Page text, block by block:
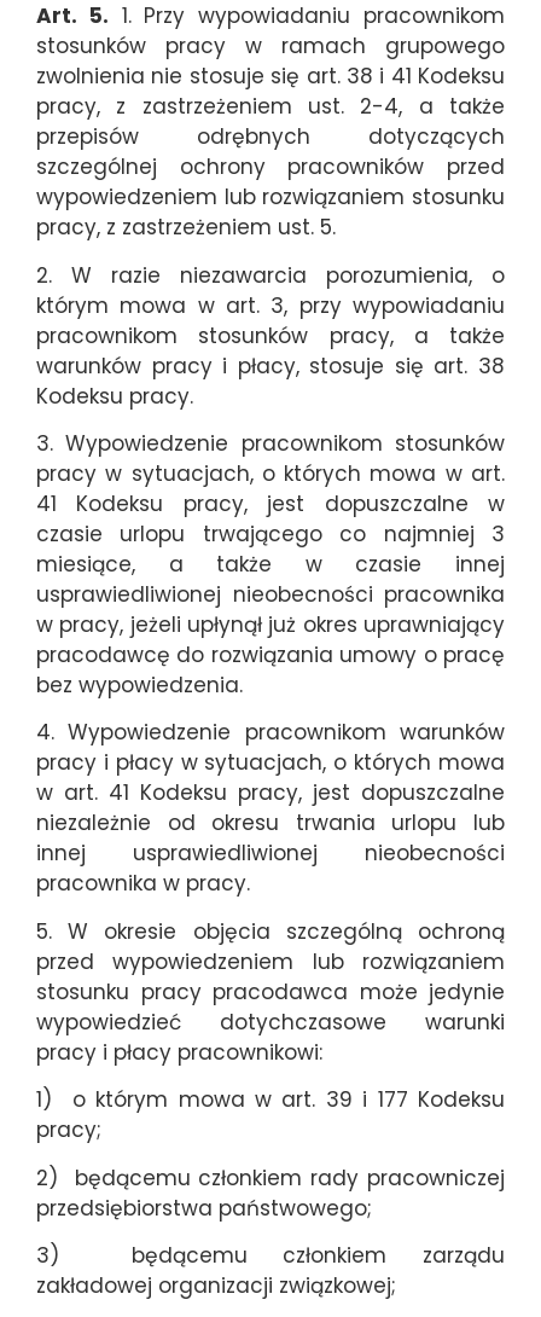
Art. 5. 1. Przy wypowiadaniu pracownikom
stosunków pracy w ramach grupowego
zwolnienia nie stosuje się art. 38 i 41 Kodeksu
pracy, z zastrzeżeniem ust. 2-4, a także
przepisów odrębnych dotyczących
szczególnej ochrony pracowników przed
wypowiedzeniem lub rozwiązaniem stosunku
pracy, z zastrzeżeniem ust. 5.
2. W razie niezawarcia porozumienia, o
którym mowa w art. 3, przy wypowiadaniu
pracownikom stosunków pracy, a także
warunków pracy i płacy, stosuje się art. 38
Kodeksu pracy.
3. Wypowiedzenie pracownikom stosunków
pracy w sytuacjach, o których mowa w art.
41 Kodeksu pracy, jest dopuszczalne w
czasie urlopu trwającego co najmniej 3
miesiące, a także w czasie innej
usprawiedliwionej nieobecności pracownika
w pracy, jeżeli upłynął już okres uprawniający
pracodawcę do rozwiązania umowy o pracę
bez wypowiedzenia.
4. Wypowiedzenie pracownikom warunków
pracy i płacy w sytuacjach, o których mowa
w art. 41 Kodeksu pracy, jest dopuszczalne
niezależnie od okresu trwania urlopu lub
innej usprawiedliwionej nieobecności
pracownika w pracy.
5. W okresie objęcia szczególną ochroną
przed wypowiedzeniem lub rozwiązaniem
stosunku pracy pracodawca może jedynie
wypowiedzieć dotychczasowe warunki
pracy i płacy pracownikowi:
1) o którym mowa w art. 39 i 177 Kodeksu
pracy;
2) będącemu członkiem rady pracowniczej
przedsiębiorstwa państwowego;
3) będącemu członkiem zarządu
zakładowej organizacji związkowej;